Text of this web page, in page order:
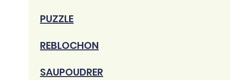
PUZZLE
REBLOCHON
SAUPOUDRER